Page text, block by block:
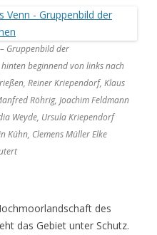
Gruppenbild der
beginnend von links nach
Reiner Kriependorf, Klaus
Röhrig, Joachim Feldmann
Weyde, Ursula Kriependorf
Kühn, Clemens Müller Elke
des
das Gebiet unter Schutz.